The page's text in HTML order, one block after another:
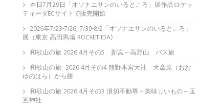
本日7月29日「オソナエサンのいるところ」展作品ロケッ
ティーダECサイトで販売開始
2026年7/23-7/26, 7/30-8/2「オソナエサンのいるところ」
展（東京 高田馬場 ROCKETIIDA)
和歌山の旅 2026.4月その5 新宮～高野山 バス旅
和歌山の旅 2026.4月その4 熊野本宮大社 大斎原（おお
ゆのはら）から餅
和歌山の旅 2026.4月その3 浪切不動尊～美味しいもの～玉
置神社